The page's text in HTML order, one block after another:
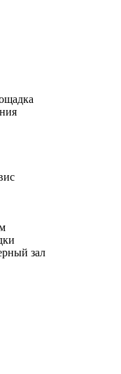
зал